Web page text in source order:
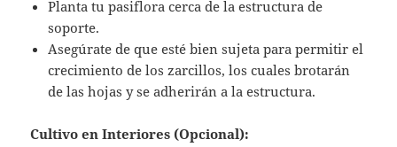
Planta tu pasiflora cerca de la estructura de
soporte.
Asegúrate de que esté bien sujeta para permitir el
crecimiento de los zarcillos, los cuales brotarán
de las hojas y se adherirán a la estructura.
Cultivo en Interiores (Opcional):